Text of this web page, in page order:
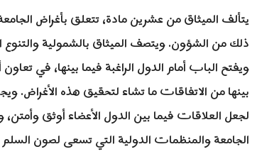
يتألف الميثاق من عشرين مادة، تتعلق بأغراض
ذلك من الشؤون. ويتصف الميثاق بالشمولية
ويفتح الباب أمام الدول الراغبة فيما بينها، في
بينها من الاتفاقات ما تشاء لتحقيق هذه الأغراض.
لجعل العلاقات فيما بين الدول الأعضاء أوثق
الجامعة والمنظمات الدولية التي تسعى لصون